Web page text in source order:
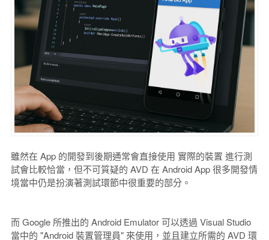
雖然在 App 的開發到後期通常會直接使用 實際的裝置 進行測
試會比較恰當，但不可質疑的 AVD 在 Android App 很多開發情
境當中仍是扮演著測試環節中很重要的部分。
而 Google 所推出的 Android Emulator 可以透過 Visual Studio
當中的 "Android 裝置管理員" 來使用，並且建立所需的 AVD 環